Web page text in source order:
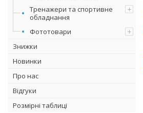
Тренажери та спортивне
обладнання
Фототовари
Знижки
Новинки
Про нас
Відгуки
Розмірні таблиці